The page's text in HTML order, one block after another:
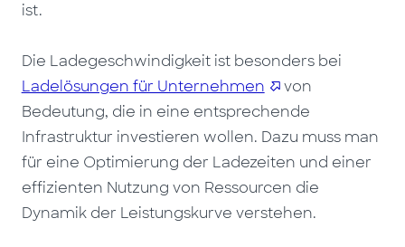
ist.
Die Ladegeschwindigkeit ist besonders bei
Ladelösungen für Unternehmen
von
Bedeutung, die in eine entsprechende
Infrastruktur investieren wollen. Dazu muss man
für eine Optimierung der Ladezeiten und einer
effizienten Nutzung von Ressourcen die
Dynamik der Leistungskurve verstehen.